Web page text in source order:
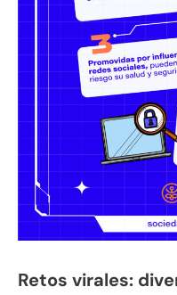
Retos virales: